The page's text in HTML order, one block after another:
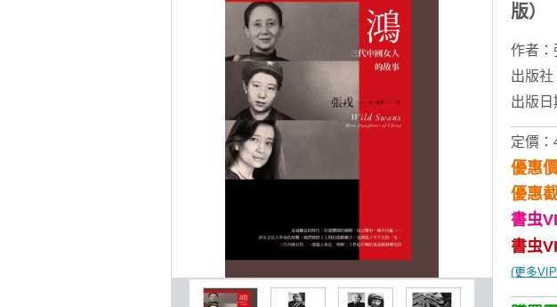
版）
作者：
出版社
出版
定價
優惠
優惠
書虫
書虫
(更多